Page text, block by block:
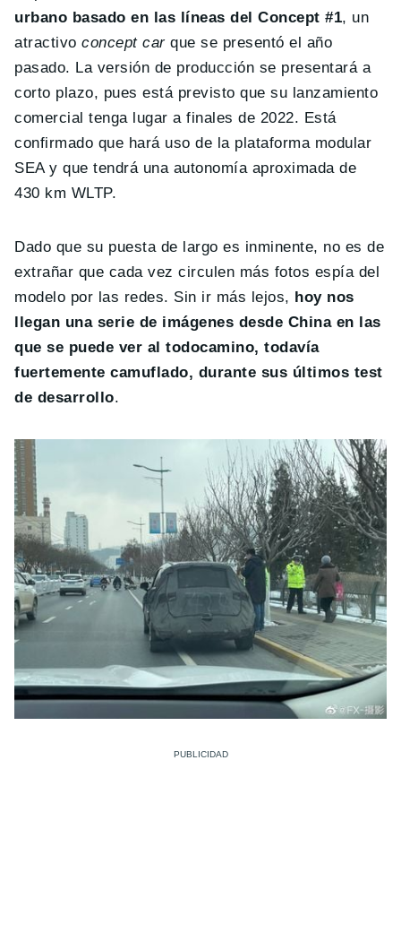
urbano basado en las líneas del Concept #1, un
atractivoconcept carque se presentó el año
pasado. La versión de producción se presentará a
corto plazo, pues está previsto que su lanzamiento
comercial tenga lugar a finales de 2022. Está
confirmado que hará uso de la plataforma modular
SEA y que tendrá una autonomía aproximada de
430 km WLTP.
Dado que su puesta de largo es inminente, no es de
extrañar que cada vez circulen más fotos espía del
modelo por las redes. Sin ir más lejos, hoy nos
llegan una serie de imágenes desde China en las
que se puede ver al todocamino, todavía
fuertemente camuflado, durante sus últimos test
de desarrollo.